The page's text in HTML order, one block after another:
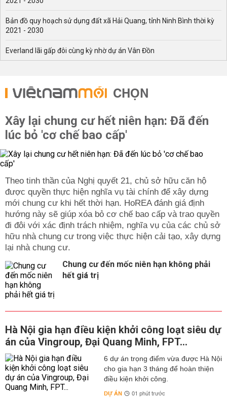
Bản đồ quy hoạch sử dụng đất xã Hải Quang, tỉnh Ninh Bình thời kỳ
2021 - 2030
Everland lãi gấp đôi cùng kỳ nhờ dự án Vân Đồn
CHỌN
Xây lại chung cư hết niên hạn: Đã đến
lúc bỏ 'cơ chế bao cấp'
Theo tinh thần của Nghị quyết 21, chủ sở hữu căn hộ
được quyền thực hiện nghĩa vụ tài chính để xây dựng
mới chung cư khi hết thời hạn. HoREA đánh giá định
hướng này sẽ giúp xóa bỏ cơ chế bao cấp và trao quyền
đi đôi với xác định trách nhiệm, nghĩa vụ của các chủ sở
hữu nhà chung cư trong việc thực hiện cải tạo, xây dựng
lại nhà chung cư.
Chung cư đến mốc niên hạn không phải
hết giá trị
Hà Nội gia hạn điều kiện khởi công loạt siêu dự
án của Vingroup, Đại Quang Minh, FPT...
6 dự án trọng điểm vừa được Hà Nội
cho gia hạn 3 tháng để hoàn thiện
điều kiện khởi công.
DỰ ÁN 01 phút trước